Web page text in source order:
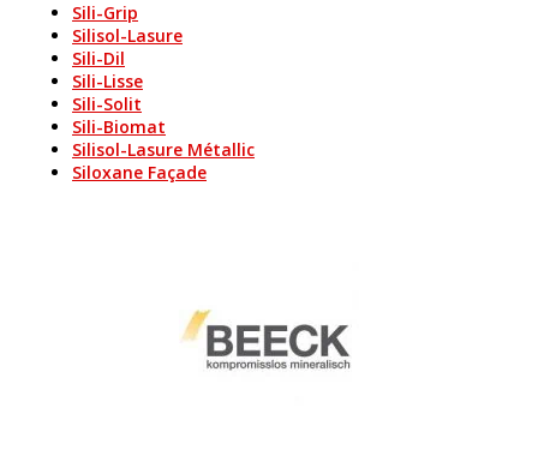
Sili-Grip
Silisol-Lasure
Sili-Dil
Sili-Lisse
Sili-Solit
Sili-Biomat
Silisol-Lasure Métallic
Siloxane Façade